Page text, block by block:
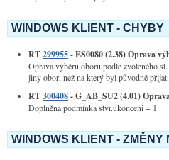
WINDOWS KLIENT - CHYBY
RT299955- ES0080 (2.38) Oprava
Oprava výběru oboru podle zvoleného
jiný obor, než na který byl původně přijat.
RT300408- G_AB_SU2 (4.01)
Doplněna podmínka stvr.ukonceni = 1
WINDOWS KLIENT - ZMĚNY